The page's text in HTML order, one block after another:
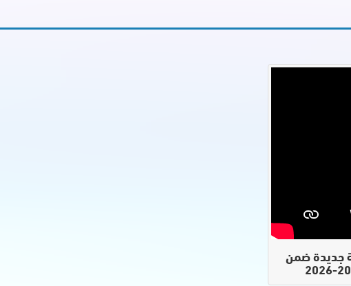
إلكترونية جديدة ضمن